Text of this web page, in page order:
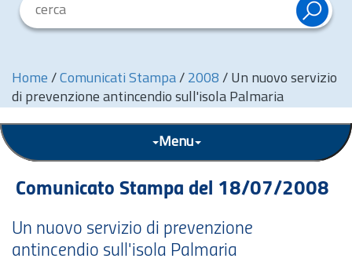
Home / Comunicati Stampa / 2008 / Un nuovo servizio
di prevenzione antincendio sull'isola Palmaria
Menu
Comunicato Stampa del 18/07/2008
Un nuovo servizio di prevenzione
antincendio sull'isola Palmaria